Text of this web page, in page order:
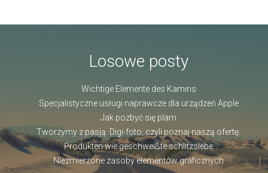
Losowe posty
Wichtige Elemente des Kamins
Specjalistyczne usługi naprawcze dla urządzeń Apple
Jak pozbyć się plam
Tworzymy z pasją. Digi-foto, czyli poznaj naszą ofertę.
Produkten wie geschweißte schlitzsiebe
Niezmierzone zasoby elementów graficznych